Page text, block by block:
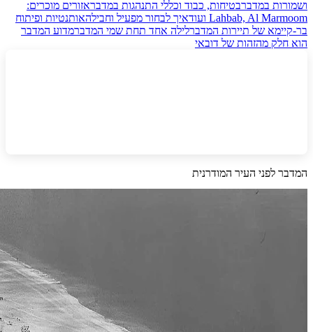
ושמורות במדברבטיחות, כבוד וכללי התנהגות במדבראזורים מוכרים:
Lahbab, Al Marmoom ועוד
איך לבחור מפעיל וחבילהאותנטיות ופיתוח
בר‑קיימא של תיירות המדברלילה אחד תחת שמי המדברמדוע המדבר
הוא חלק מהזהות של דובאי
המדבר לפני העיר המודרנית